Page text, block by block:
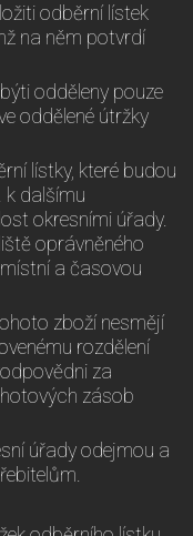
odběrní lístek
na něm potvrdí
odděleny pouze
oddělené útržky
lístky, které budou
k dalšímu
okresními úřady.
oprávněného
a časovou
zboží nesmějí
rozdělení
za
zásob
úřady odejmou a